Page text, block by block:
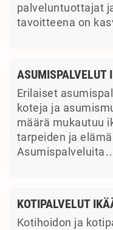
palveluntuottajat
tavoitteena on
ASUMISPALVELUT
Erilaiset
koteja ja
määrä mukautuu
tarpeiden ja
KOTIPALVELUT
Kotihoidon ja